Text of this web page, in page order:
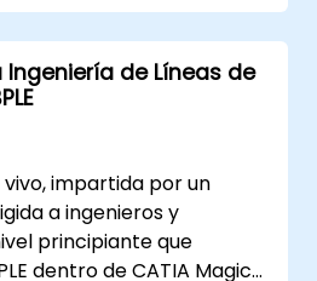
de Líneas de
impartida por un
a ingenieros y
principiante que
dentro de CATIA Magic